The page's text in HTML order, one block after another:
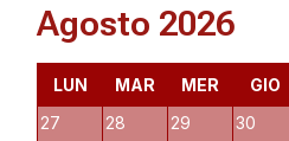
Agosto 2026
LUN MAR MER GIO
27
28 29 30